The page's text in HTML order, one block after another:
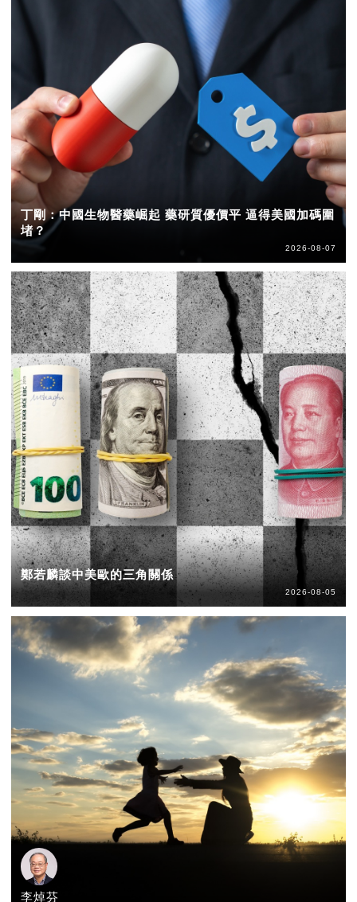
丁剛：中國生物醫藥崛起 藥研質優價平 逼得美國加碼圍
堵？
2026-08-07
鄭若麟談中美歐的三角關係
2026-08-05
李焯芬